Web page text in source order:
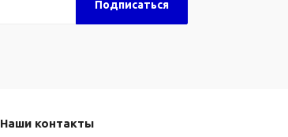
Наши контакты